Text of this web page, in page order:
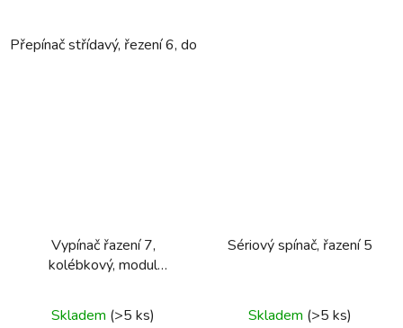
Přepínač střídavý, řezení 6, do dutých stěn
Vypínač řazení 7,
kolébkový, modul
Skladem (>5 ks)
Sériový spínač, řazení 5
Skladem (>5 ks)